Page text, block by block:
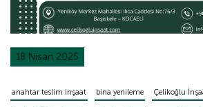
18 Nisan 2025
anahtar teslim inşaat bina yenileme Çelikoğlu